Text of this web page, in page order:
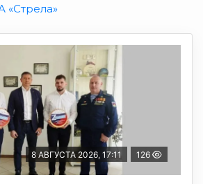
«Стрела»
8 АВГУСТА 2026, 17:11 126